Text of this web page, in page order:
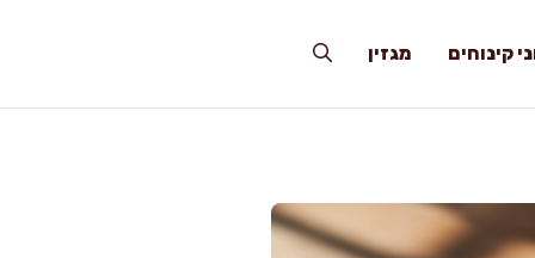
קינוחים מגזין